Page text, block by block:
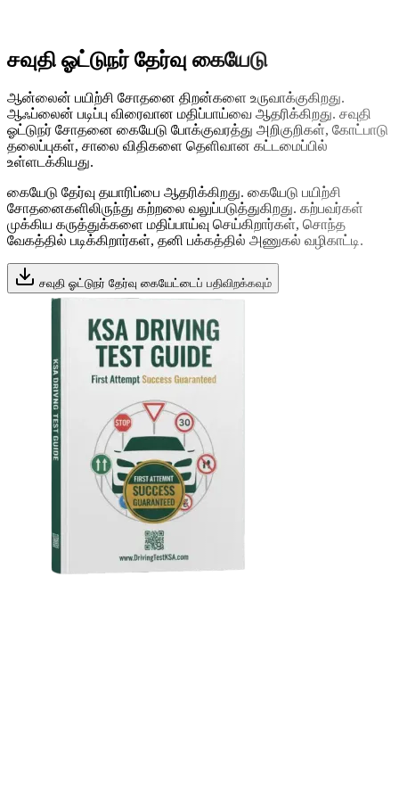
சவுதி ஓட்டுநர் தேர்வு கையேடு
ஆன்லைன் பயிற்சி சோதனை திறன்களை உருவாக்குகிறது.
ஆஃப்லைன் படிப்பு விரைவான மதிப்பாய்வை ஆதரிக்கிறது. சவுதி
ஓட்டுநர் சோதனை கையேடு போக்குவரத்து அறிகுறிகள், கோட்பாடு
தலைப்புகள், சாலை விதிகளை தெளிவான கட்டமைப்பில்
உள்ளடக்கியது.
கையேடு தேர்வு தயாரிப்பை ஆதரிக்கிறது. கையேடு பயிற்சி
சோதனைகளிலிருந்து கற்றலை வலுப்படுத்துகிறது. கற்பவர்கள்
முக்கிய கருத்துக்களை மதிப்பாய்வு செய்கிறார்கள், சொந்த
வேகத்தில் படிக்கிறார்கள், தனி பக்கத்தில் அணுகல் வழிகாட்டி.
சவுதி ஓட்டுநர் தேர்வு கையேட்டைப் பதிவிறக்கவும்